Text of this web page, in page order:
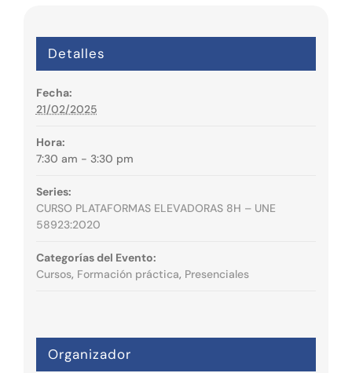
Detalles
Fecha:
21/02/2025
Hora:
7:30 am - 3:30 pm
Series:
CURSO PLATAFORMAS ELEVADORAS 8H – UNE
58923:2020
Categorías del Evento:
Cursos, Formación práctica, Presenciales
Organizador